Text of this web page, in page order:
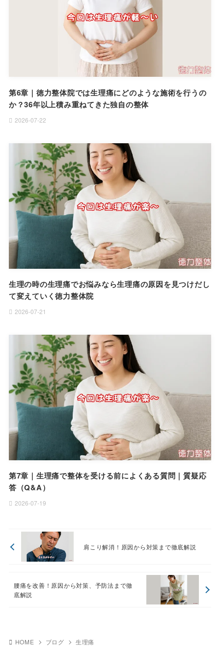
第6章｜徳力整体院では生理痛にどのような施術を行うの
か？36年以上積み重ねてきた独自の整体
2026-07-22
生理の時の生理痛でお悩みなら生理痛の原因を見つけだし
て変えていく徳力整体院
2026-07-21
第7章｜生理痛で整体を受ける前によくある質問｜質疑応
答（Q&A）
2026-07-19
肩こり解消！原因から対策まで徹底解説
腰痛を改善！原因から対策、予防法まで徹
底解説
HOME ブログ 生理痛